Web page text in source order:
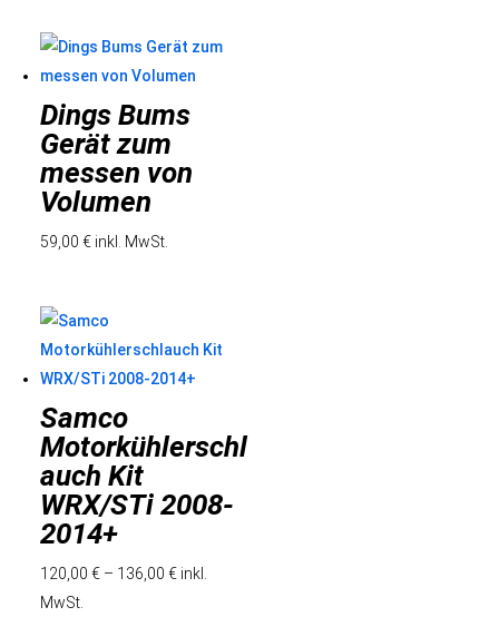
Dings Bums
Gerät zum
messen von
Volumen
59,00€ inkl. MwSt.
Samco
Motorkühlerschl
auch Kit
WRX/STi 2008-
2014+
120,00€ – 136,00€ inkl.
MwSt.